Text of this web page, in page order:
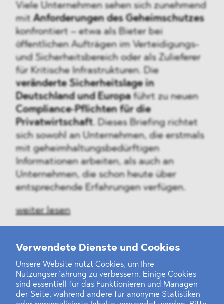
Verwendete Dienste und Cookies
Unsere Website nutzt Cookies, um Ihre
Nutzungserfahrung zu verbessern. Einige Cookies
sind essentiell für das Funktionieren und Managen
der Seite, während andere für anonyme Statistiken
Viele Unternehmen sehen sich zunehmend
mitAnforderungen des Geheimschutzes
konfrontiert – etwa als Bieter bei
öffentlichen Aufträgen im Verteidigungs-
und Sicherheitsbereich oder als Zulieferer
für Kritische Infrastrukturen. Die
veränderte Sicherheitslage in
Deutschland und Europaführt zu neuen
Compliance‑Pflichten für die
Privatwirtschaft. Dieses Briefing richtet
sich sowohl an Unternehmen, die erstmals
mit geheimhaltungsbedürftigen
Informationen arbeiten, als auch an
Unternehmen, die schon heute über
entsprechende Erfahrungen verfügen.
weiter lesen
‹12345 6 78910...4647›